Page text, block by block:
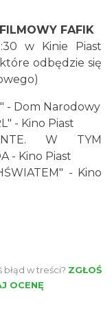
2026-08-23
DEKADY
FAFIK
w Kinie Piast
odbędzie się
- Dom Narodowy
- Kino Piast
W TYM
- Kino Piast
- Kino
błąd w treści? ZGŁOŚ
OCENĘ